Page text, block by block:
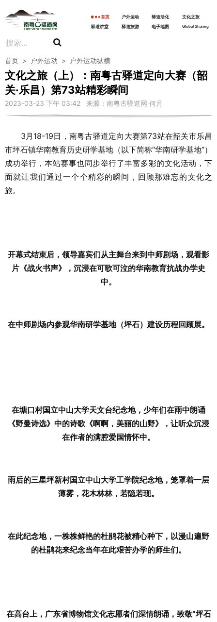
首页 户外运动 驿道活化
文化之旅
驿道讲堂
驿道旅游 电子地图 Global Sharing
首页 > 户外运动 > 户外运动纵横
文化之旅（上）：南粤古驿道定向大赛（韶
关·乐昌）第73站精彩瞬间
2023-03-23 下午 03:42 来源：南粤古驿道网 何月
3月18-19日，南粤古驿道定向大赛第73站在韶关市乐昌
市坪石镇华南教育历史研学基地（以下简称“华南研学基地”）
成功举行，本站赛事也同步举行了丰富多彩的文化活动，下
面就让我们通过一个个精彩的瞬间，回顾那难忘的文化之
旅。
开幕式结束后，领导嘉宾们从主舞台来到中师剧场，观看影
片《战火书声》，沉浸在可歌可泣的华南教育抗战办学史
中。
在中师剧场内参观华南研学基地（坪石）建设历程回顾展。
在塘口村国立中山大学天文台纪念地，少年们在雨中朗诵
《野曼诗选》中的诗歌《啊啊，美丽的山野》，让听众沉浸
在作者的满腔爱国情怀中。
雨后的三星坪新村国立中山大学工学院纪念地，笼罩着一层
薄雾，花木林林，若隐若现。
在此纪念地，一株株鲜艳的杜鹃花被精心种下，以漫山遍野
的杜鹃花来纪念当年在此艰苦办学的师生们。
在高台上，广东省博物馆文化志愿者们深情朗诵，致敬“坪石